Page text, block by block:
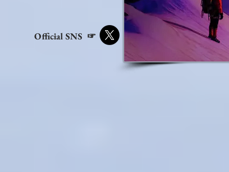
Official SNS ☞